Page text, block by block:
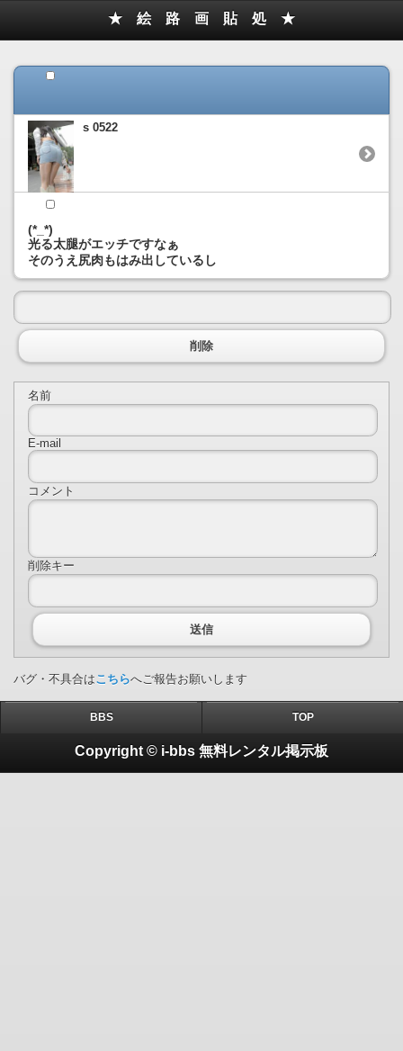
★ 絵 路 画 貼 処 ★
s 0522
(*_*)
光る太腿がエッチですなぁ
そのうえ尻肉もはみ出しているし
削除
名前
E-mail
コメント
削除キー
送信
バグ・不具合はこちらへご報告お願いします
BBS TOP
Copyright © i-bbs 無料レンタル掲示板